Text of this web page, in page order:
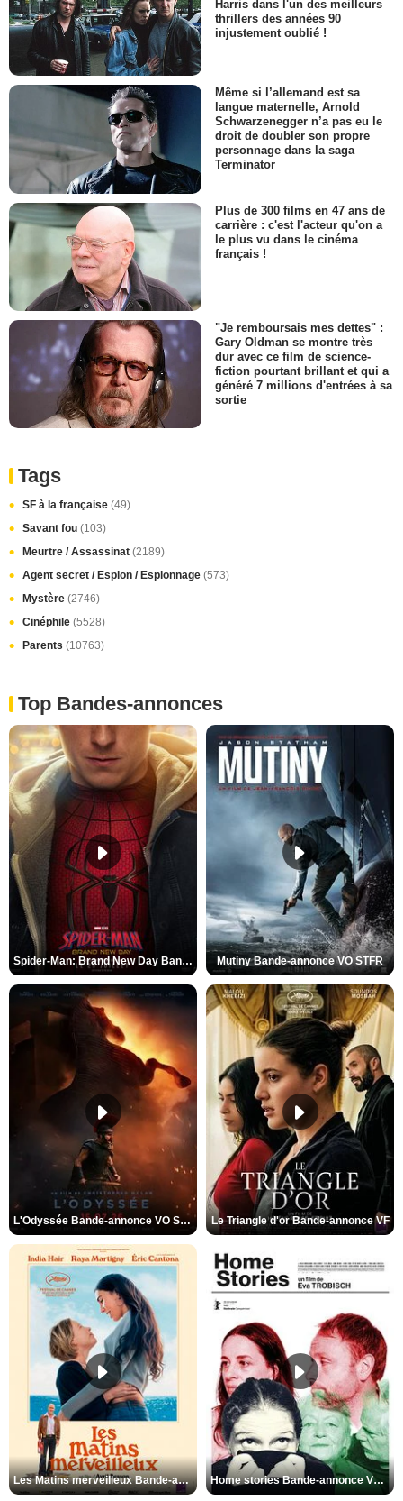
Harris dans l'un des meilleurs
thrillers des années 90
injustement oublié !
Même si l’allemand est sa
langue maternelle, Arnold
Schwarzenegger n’a pas eu le
droit de doubler son propre
personnage dans la saga
Terminator
Plus de 300 films en 47 ans de
carrière : c'est l'acteur qu'on a
le plus vu dans le cinéma
français !
"Je remboursais mes dettes" :
Gary Oldman se montre très
dur avec ce film de science-
fiction pourtant brillant et qui a
généré 7 millions d'entrées à sa
sortie
Tags
SF à la française (49)
Savant fou (103)
Meurtre / Assassinat (2189)
Agent secret / Espion / Espionnage (573)
Mystère (2746)
Cinéphile (5528)
Parents (10763)
Top Bandes-annonces
Spider-Man: Brand New Day Bande-annonce VO STFR Mutiny Bande-annonce VO STFR
L'Odyssée Bande-annonce VO STFR Le Triangle d'or Bande-annonce VF
Les Matins merveilleux Bande-annonce VF Home stories Bande-annonce VO STFR